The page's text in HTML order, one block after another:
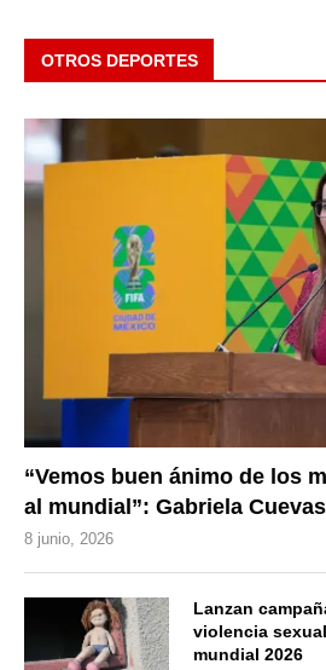
OTROS DEPORTES
“Vemos buen ánimo de los
al mundial”: Gabriela Cuevas
8 junio, 2026
Lanzan
violencia
mundial 2026